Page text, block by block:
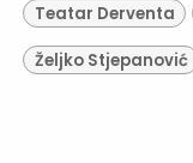
Teatar Derventa
Željko Stjepanović